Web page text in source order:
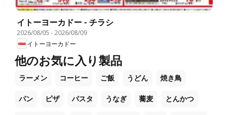
イトーヨーカドー - チラシ
2026/08/05 -2026/08/09
イトーヨーカドー
他のお気に入り製品
ラーメン コーヒー ご飯 うどん 焼き鳥
パン ピザ パスタ うなぎ 蕎麦 とんかつ